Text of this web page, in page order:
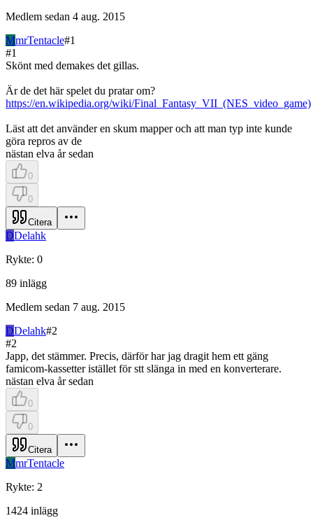
Medlem sedan 4 aug. 2015
MmrTentacle#1
#1
Skönt med demakes det gillas.
Är de det här spelet du pratar om?
https://en.wikipedia.org/wiki/Final_Fantasy_VII_(NES_video_game)
Läst att det använder en skum mapper och att man typ inte kunde
göra repros av de
nästan elva år sedan
0
0
Citera
DDelahk
Rykte: 0
89 inlägg
Medlem sedan 7 aug. 2015
DDelahk#2
#2
Japp, det stämmer. Precis, därför har jag dragit hem ett gäng
famicom-kassetter istället för stt slänga in med en konverterare.
nästan elva år sedan
0
0
Citera
MmrTentacle
Rykte: 2
1424 inlägg